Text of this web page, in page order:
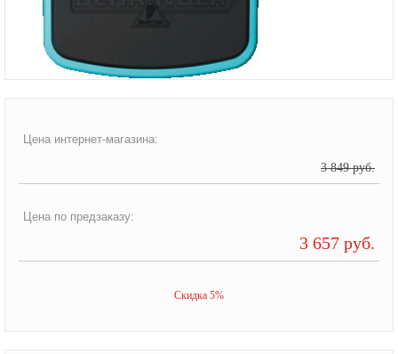
Цена интернет-магазина:
3 849 руб.
Цена по предзаказу:
3 657 руб.
Скидка 5%